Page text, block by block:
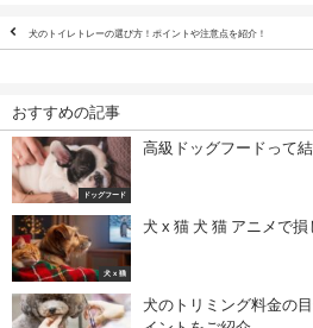
犬のトイレトレーの選び方！ポイントや注意点を紹介！
おすすめの記事
ドッグフード
高級ドッグフードって
犬 x 猫
犬 x 猫 犬 猫 アニメで損
犬のトリミング料金の